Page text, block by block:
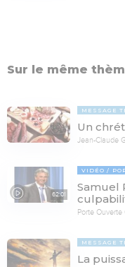
Sur le même
MESSAGE
Un
Jean-Claude
62:01
VIDÉO
Samuel
Porte Ouverte
MESSAGE
La